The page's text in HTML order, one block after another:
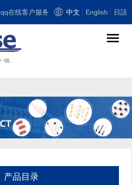
qq在线客户服务 中文 English 日語
导
产品目录